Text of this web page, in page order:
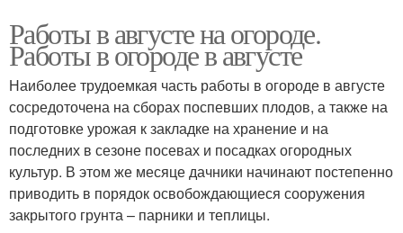
Работы в августе на огороде.
Работы в огороде в августе
Наиболее трудоемкая часть работы в огороде в августе
сосредоточена на сборах поспевших плодов, а также на
подготовке урожая к закладке на хранение и на
последних в сезоне посевах и посадках огородных
культур. В этом же месяце дачники начинают постепенно
приводить в порядок освобождающиеся сооружения
закрытого грунта – парники и теплицы.